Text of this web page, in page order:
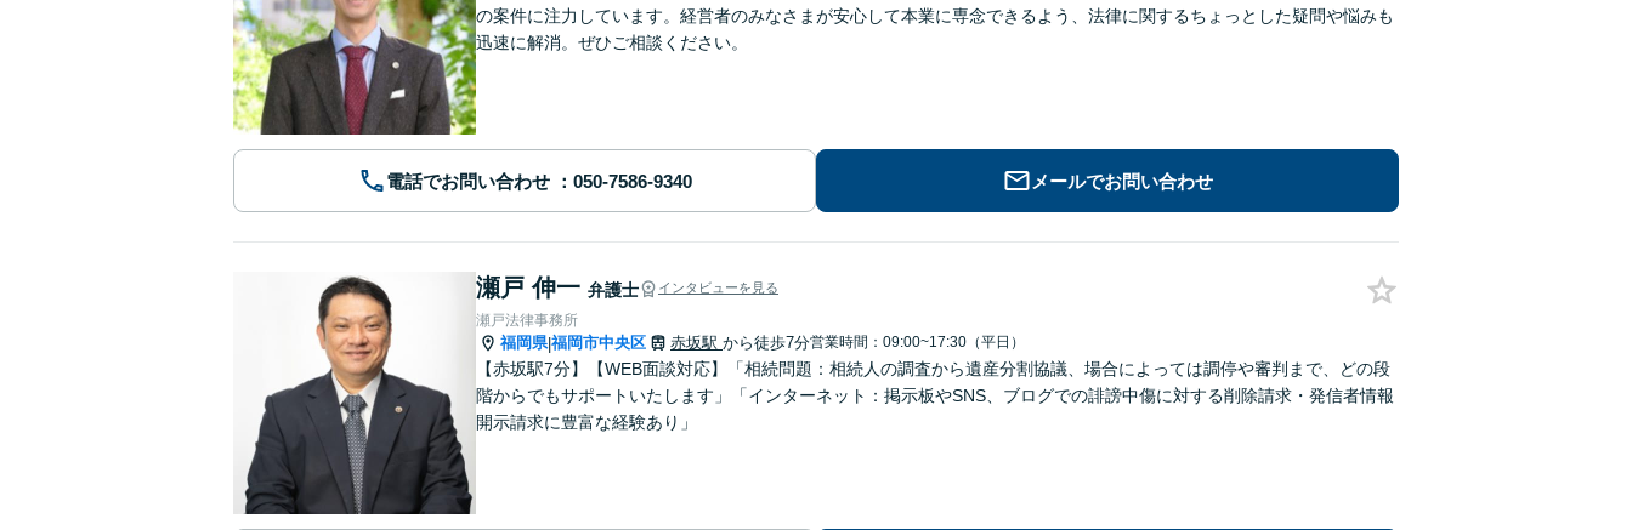
の案件に注力しています。経営者のみなさまが安心して本業に専念できるよう、法律に関するちょっとした疑問や悩みも
迅速に解消。ぜひご相談ください。
電話でお問い合わせ メールでお問い合わせ
瀬戸 伸一 弁護士 インタビューを見る
瀬戸法律事務所
福岡県|福岡市中央区 赤坂駅 から徒歩7分営業時間：09:00~17:30（平日）
【赤坂駅7分】【WEB面談対応】「相続問題：相続人の調査から遺産分割協議、場合によっては調停や審判まで、どの段
階からでもサポートいたします」「インターネット：掲示板やSNS、ブログでの誹謗中傷に対する削除請求・発信者情報
開示請求に豊富な経験あり」